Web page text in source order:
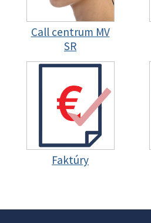
Call centrum MV
SR
Faktúry